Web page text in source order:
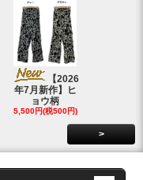
【2026
年7月新作】ヒ
ョウ柄
5,500円(税500円)
>